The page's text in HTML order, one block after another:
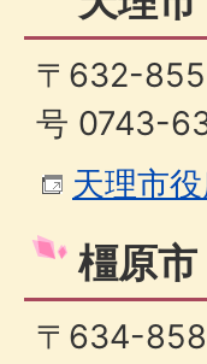
〒632-
号 0743-
天理市
橿原市
〒634-